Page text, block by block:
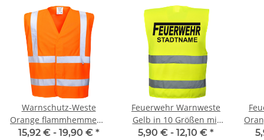
Warnschutz-Weste
Orange flammhemmend
EN ISO 20471 Class 2
15,92 € - 19,90 € *
Feuerwehr Warnweste
Gelb in 10 Größen mit
Stadtnamen
5,90 € - 12,10 € *